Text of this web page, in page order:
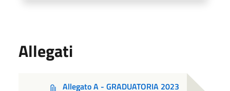
Allegati
Allegato A - GRADUATORIA 2023